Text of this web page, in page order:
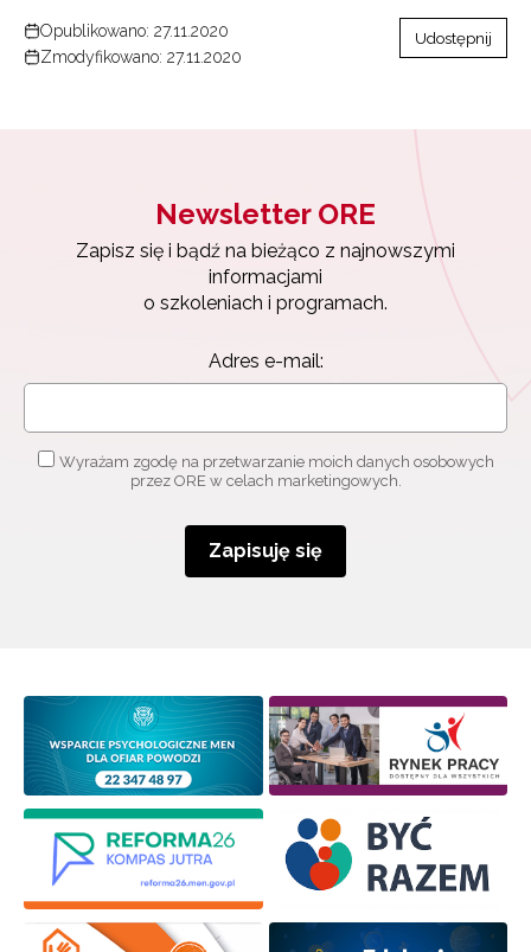
Opublikowano: 27.11.2020
Zmodyfikowano: 27.11.2020
Udostępnij
Newsletter ORE
Zapisz się i bądź na bieżąco z najnowszymi
informacjami
o szkoleniach i programach.
Adres e-mail:
Wyrażam zgodę na przetwarzanie moich danych osobowych
przez ORE w celach marketingowych.
Zapisuję się